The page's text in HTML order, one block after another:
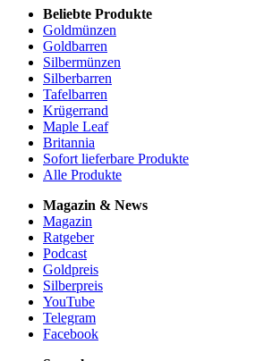
Beliebte Produkte
Goldmünzen
Goldbarren
Silbermünzen
Silberbarren
Tafelbarren
Krügerrand
Maple Leaf
Britannia
Sofort lieferbare Produkte
Alle Produkte
Magazin & News
Magazin
Ratgeber
Podcast
Goldpreis
Silberpreis
YouTube
Telegram
Facebook